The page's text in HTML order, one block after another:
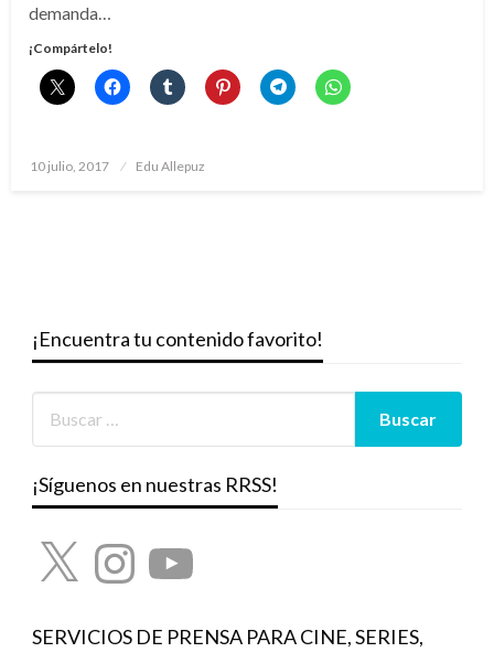
demanda…
¡Compártelo!
Publicado
10 julio, 2017 Edu Allepuz
¡Encuentra tu contenido favorito!
¡Síguenos en nuestras RRSS!
X InstagramYouTube
SERVICIOS DE PRENSA PARA CINE, SERIES,